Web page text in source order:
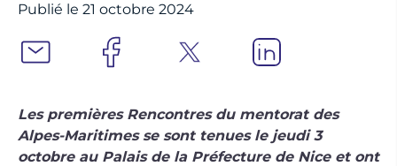
Publié le 21 octobre 2024
Les premières Rencontres du mentorat des
Alpes-Maritimes se sont tenues le jeudi 3
octobre au Palais de la Préfecture de Nice et ont